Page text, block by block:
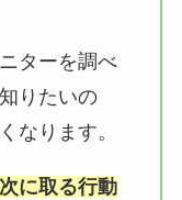
ターを調べ
りたいの
なります。
に取る行動